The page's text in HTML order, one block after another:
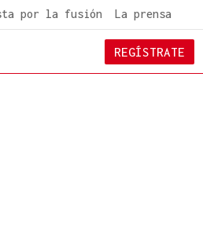
por la fusión La prensa
REGÍSTRATE